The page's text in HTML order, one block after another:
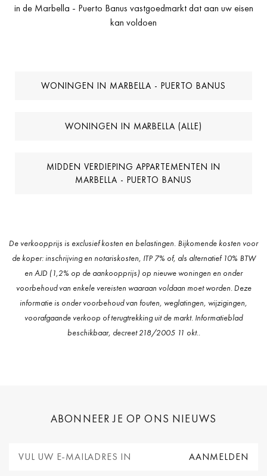
in de Marbella - Puerto Banus vastgoedmarkt dat aan uw eisen
kan voldoen
WONINGEN IN MARBELLA - PUERTO BANUS
WONINGEN IN MARBELLA (ALLE)
MIDDEN VERDIEPING APPARTEMENTEN IN
MARBELLA - PUERTO BANUS
De verkoopprijs is exclusief kosten en belastingen. Bijkomende kosten voor
de koper: inschrijving en notariskosten, ITP 7% of, als alternatief 10% BTW
en AJD (1,2% op de aankoopprijs) op nieuwe woningen en onder
voorbehoud van enkele vereisten waaraan voldaan moet worden. Deze
informatie is onder voorbehoud van fouten, weglatingen, wijzigingen,
voorafgaande verkoop of terugtrekking uit de markt. Informatieblad
beschikbaar, decreet 218/2005 11 okt..
ABONNEER JE OP ONS NIEUWS